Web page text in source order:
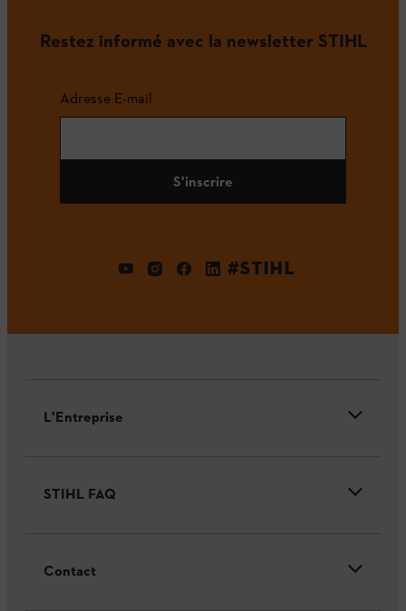
Restez informé avec la newsletter STIHL
Adresse E-mail
S'inscrire
#STIHL
L'Entreprise
STIHL FAQ
Contact